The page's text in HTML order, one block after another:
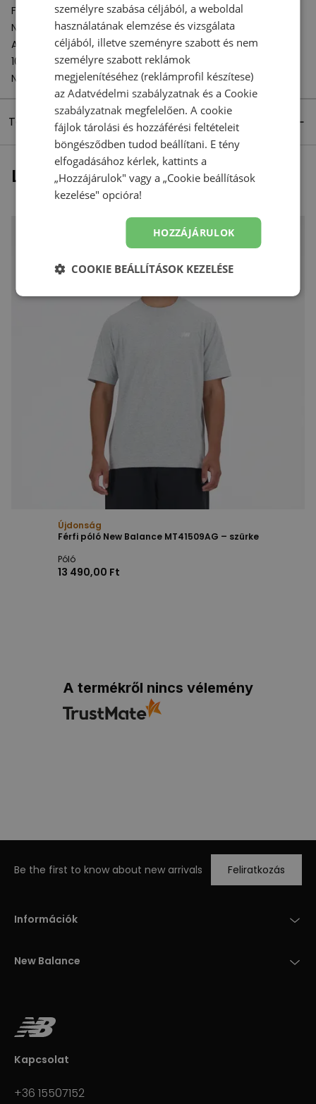
Felelős szervezet:
New Balance Europe BV
A-Factorij, Pilotenstraat 35 – 45
1059 CH Amsterdam
Netherlands
Termék részletei
Legutóbb megtekintett
Újdonság
Férfi póló New Balance MT41509AG – szürke
Póló
13 490,00 Ft
A termékről nincs vélemény
Be the first to know about new arrivals Feliratkozás
Információk
New Balance
Kapcsolat
+36 15507152
személyre szabása céljából, a weboldal
használatának elemzése és vizsgálata
céljából, illetve szeményre szabott és nem
személyre szabott reklámok
megjelenítéséhez (reklámprofil készítese)
azAdatvédelmi szabályzatnak és a Cookie
szabályzatnak megfelelően. A cookie
fájlok tárolási és hozzáférési feltételeit
böngésződben tudod beállítani. E tény
elfogadásához kérlek, kattints a
„Hozzájárulok" vagy a „Cookie beállítások
kezelése" opcióra!
HOZZÁJÁRULOK
COOKIE BEÁLLÍTÁSOK KEZELÉSE